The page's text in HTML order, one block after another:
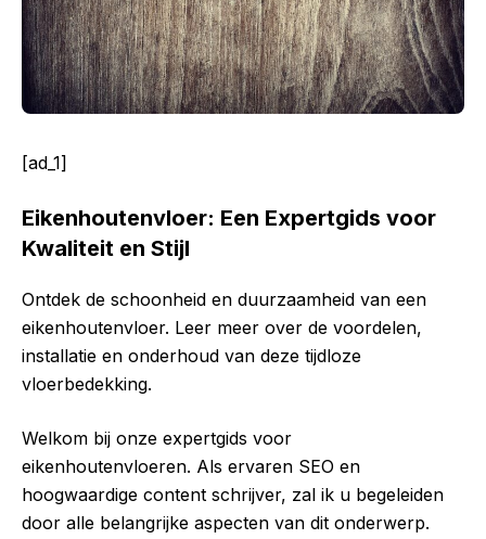
[ad_1]
Eikenhoutenvloer: Een Expertgids voor
Kwaliteit en Stijl
Ontdek de schoonheid en duurzaamheid van een
eikenhoutenvloer. Leer meer over de voordelen,
installatie en onderhoud van deze tijdloze
vloerbedekking.
Welkom bij onze expertgids voor
eikenhoutenvloeren. Als ervaren SEO en
hoogwaardige content schrijver, zal ik u begeleiden
door alle belangrijke aspecten van dit onderwerp.